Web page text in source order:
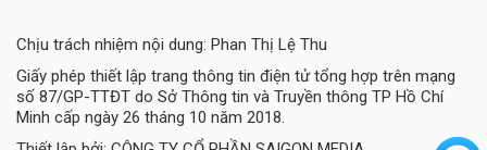
Chịu trách nhiệm nội dung: Phan Thị Lệ Thu
Giấy phép thiết lập trang thông tin điện tử tổng hợp trên mạng
số 87/GP-TTĐT do Sở Thông tin và Truyền thông TP Hồ Chí
Minh cấp ngày 26 tháng 10 năm 2018.